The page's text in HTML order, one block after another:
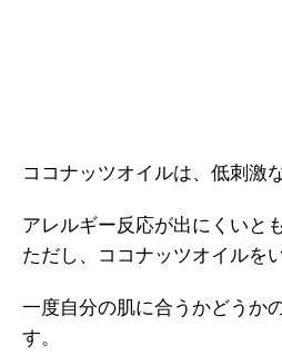
ココナッツオイルは、低刺激
アレルギー反応が出にくいと
ただし、ココナッツオイルを
一度自分の肌に合うかどうか
す。